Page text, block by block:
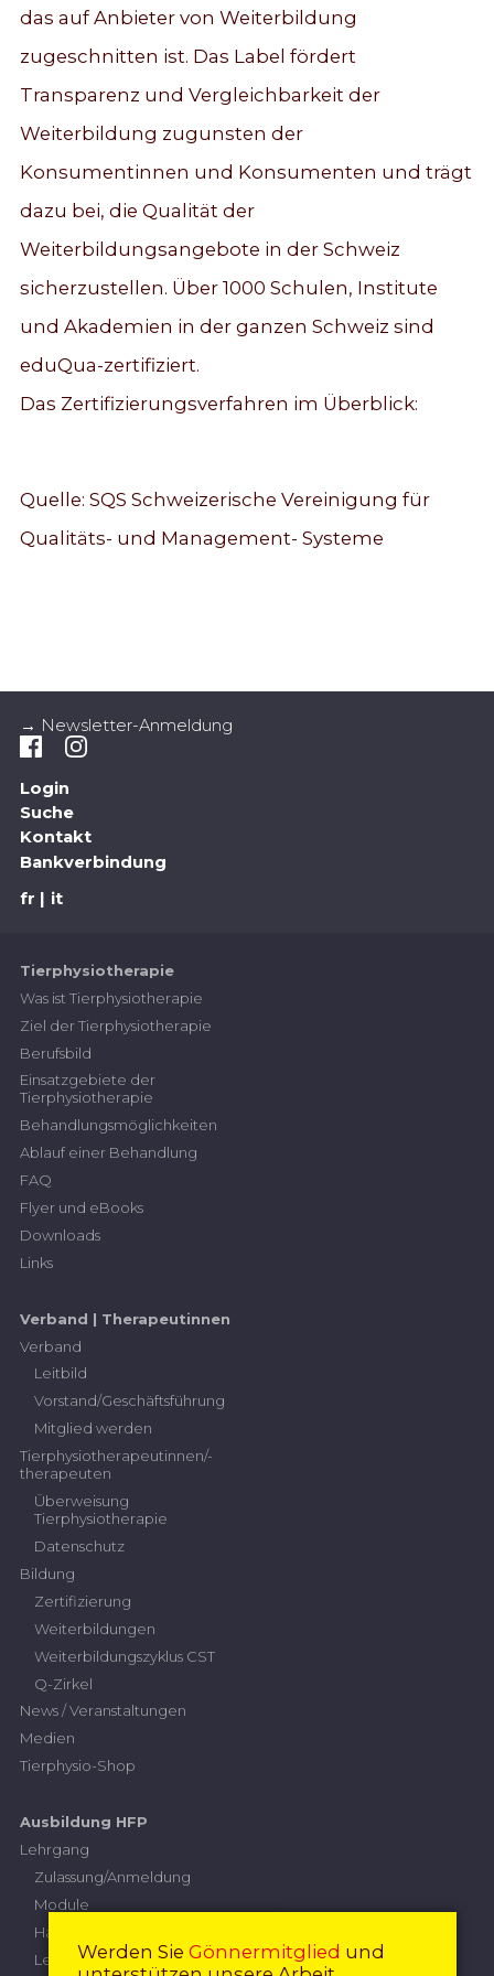
das auf Anbieter von Weiterbildung
zugeschnitten ist. Das Label fördert
Transparenz und Vergleichbarkeit der
Weiterbildung zugunsten der
Konsumentinnen und Konsumenten und trägt
dazu bei, die Qualität der
Weiterbildungsangebote in der Schweiz
sicherzustellen. Über 1000 Schulen, Institute
und Akademien in der ganzen Schweiz sind
eduQua-zertifiziert.
Das Zertifizierungsverfahren im Überblick:
Quelle: SQS Schweizerische Vereinigung für
Qualitäts- und Management- Systeme
→ Newsletter-Anmeldung
Login
Suche
Kontakt
Bankverbindung
fr
it
Tierphysiotherapie
Was ist Tierphysiotherapie
Ziel der Tierphysiotherapie
Berufsbild
Einsatzgebiete der
Tierphysiotherapie
Behandlungsmöglichkeiten
Ablauf einer Behandlung
FAQ
Flyer und eBooks
Downloads
Links
Verband | Therapeutinnen
Verband
Leitbild
Vorstand/Geschäftsführung
Mitglied werden
Tierphysiotherapeutinnen/-
therapeuten
Überweisung
Tierphysiotherapie
Datenschutz
Bildung
Zertifizierung
Weiterbildungen
Weiterbildungszyklus CST
Q-Zirkel
News / Veranstaltungen
Medien
Tierphysio-Shop
Ausbildung HFP
Lehrgang
Zulassung/Anmeldung
Module
Handlungskompetenzen
Leistungskriterien
Werden Sie Gönnermitglied und